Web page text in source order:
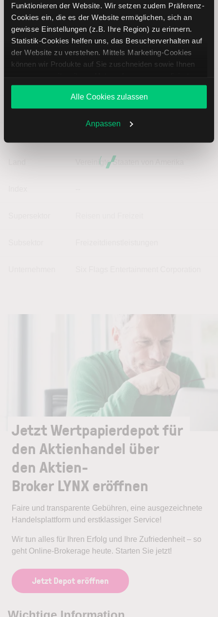
Funktionieren der Website. Wir setzen zudem Präferenz-
Cookies ein, die es der Website ermöglichen, sich an
gewisse Einstellungen (z.B. Ihre Region) zu erinnern.
Statistik-Cookies helfen uns, das Besucherverhalten auf
der Website zu verstehen. Mittels Marketing-Cookies
können wir Produkte auf Sie zuschneiden sowie Ihnen
Angebote unterbreiten. Sie entscheiden, welche Cookies
Sie zulassen oder ablehnen. Ihre Entscheidung können
Sie jederzeit in denCookie-Einstellungenändern.
Weitere Infos auch in unsererDatenschutzerklärung
Alle Cookies zulassen
Anpassen
Six Flags Entertainment Aktie:
Basisdaten
ISIN US83001A1025
Typ Aktie
Vereinigte Staaten von Amerika
Jetzt Wertpapierdepot für
den Aktienhandel über
den Aktien-
Broker LYNX eröffnen
Faire und transparente Gebühren, eine ausgezeichnete
Handelsplattform und erstklassiger Service!
Wir tun alles für Ihren Erfolg und Ihre Zufriedenheit – so
geht Online-Brokerage heute. Starten Sie jetzt!
Jetzt Depot eröffnen